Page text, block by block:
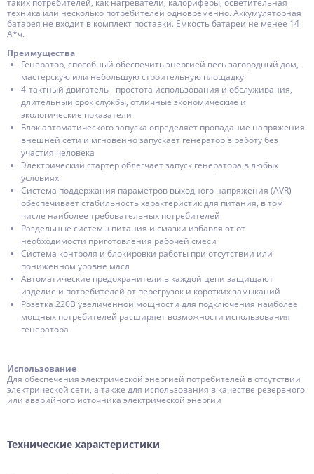
таких потребителей, как нагреватели, калориферы, осветительная
техника или несколько потребителей одновременно. Аккумуляторная
батарея не входит в комплект поставки. Емкость батареи не менее 14
А*ч.
Преимущества
Генератор, способный обеспечить энергией весь загородный дом,
мастерскую или небольшую строительную площадку
4-тактный двигатель - простота использования и обслуживания,
длительный срок службы, отличные экономические и
экологические показатели
Блок автоматического запуска определяет пропадание напряжения
внешней сети и мгновенно запускает генератор в работу без
участия человека
Электрический стартер облегчает запуск генератора в любых
условиях
Система поддержания параметров выходного напряжения (AVR)
обеспечивает стабильность характеристик для питания, в том
числе наиболее требовательных потребителей
Раздельные системы питания и смазки избавляют от
необходимости приготовления рабочей смеси
Система контроля и блокировки работы при отсутствии или
пониженном уровне масл
Автоматические предохранители в каждой цепи защищают
изделие и потребителей от перегрузок и коротких замыканий
Розетка 220В увеличенной мощности для подключения наиболее
мощных потребителей расширяет возможности использования
генератора
Использование
Для обеспечения электрической энергией потребителей в отсутствии
электрической сети, а также для использования в качестве резервного
или аварийного источника электрической энергии
Технические характеристики